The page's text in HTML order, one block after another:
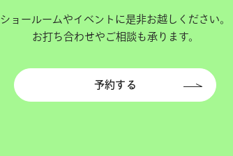
ショールームやイベントに是非お越しください。
お打ち合わせやご相談も承ります。
予約する